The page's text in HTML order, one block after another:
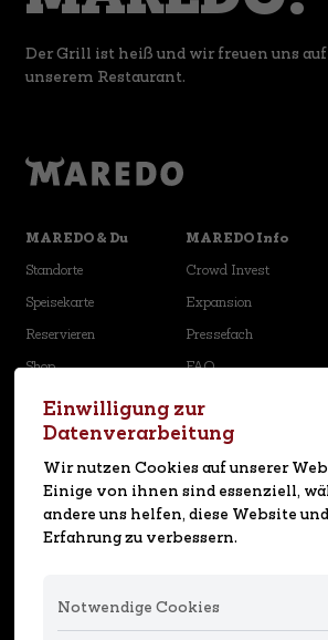
Einwilligung zur
Datenverarbeitung
Wir nutzen Cookies auf unserer
Einige von ihnen sind essenziell,
andere uns helfen, diese Website
Erfahrung zu verbessern.
Notwendige Cookies
Der Grill ist heiß und wir freuen uns
unserem Restaurant.
MAREDO & Du
Standorte
Speisekarte
Reservieren
Shop
Karriere
MAREDO Info
Crowd Invest
Expansion
Pressefach
FAQ
Social Media
MAREDO App